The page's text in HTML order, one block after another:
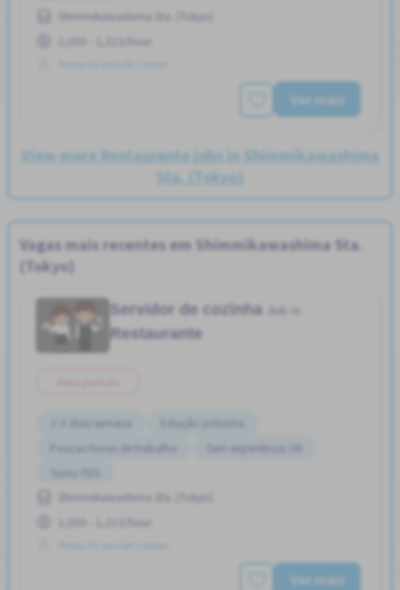
Shimmikawashima Sta. (Tokyo)
1,050 - 1,313/hour
Ver mais
View more Restaurante jobs in Shimmikawashima
Sta. (Tokyo)
Vagas mais recentes em Shimmikawashima Sta.
(Tokyo)
Servidor de cozinha
Restaurante
2-3 dias/semana
Poucas horas de trabalho
Sem experiência OK
Shimmikawashima Sta. (Tokyo)
1,050 - 1,313/hour
Ver mais